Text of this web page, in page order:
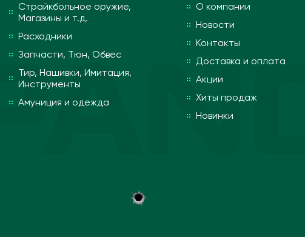
Страйкбольное оружие,
Магазины и т.д.
Расходники
Запчасти, Тюн, Обвес
Тир, Нашивки, Имитация,
Инструменты
Амуниция и одежда
О компании
Новости
Контакты
Доставка и оплата
Акции
Хиты продаж
Новинки